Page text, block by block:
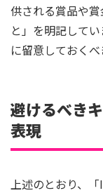
供される賞品や
と」を明記して
に留意しておくべ
避けるべき
表現
上述のとおり、